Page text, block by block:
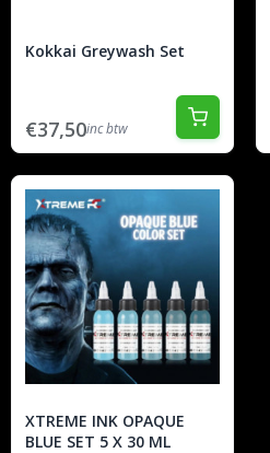
Kokkai Greywash Set
€37,50inc btw
XTREME INK OPAQUE
BLUE SET 5 X 30 ML